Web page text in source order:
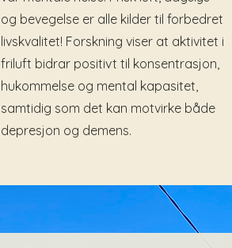
og bevegelse er alle kilder til forbedret
livskvalitet! Forskning viser at aktivitet i
friluft bidrar positivt til konsentrasjon,
hukommelse og mental kapasitet,
samtidig som det kan motvirke både
depresjon og demens.